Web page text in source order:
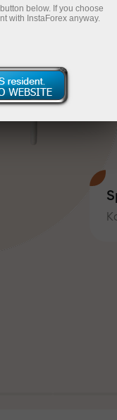
below. If you choose
with InstaForex anyway.